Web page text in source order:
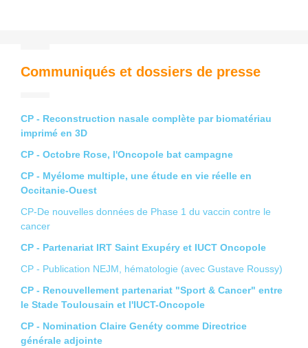
Communiqués et dossiers de presse
CP - Reconstruction nasale complète par biomatériau
imprimé en 3D
CP - Octobre Rose, l'Oncopole bat campagne
CP - Myélome multiple, une étude en vie réelle en
Occitanie-Ouest
CP-De nouvelles données de Phase 1 du vaccin contre le
cancer
CP - Partenariat IRT Saint Exupéry et IUCT Oncopole
CP - Publication NEJM, hématologie (avec Gustave Roussy)
CP - Renouvellement partenariat "Sport & Cancer" entre
le Stade Toulousain et l'IUCT-Oncopole
CP - Nomination Claire Genéty comme Directrice
générale adjointe